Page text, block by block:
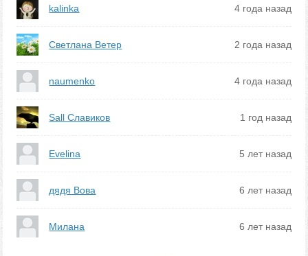
kalinka 4 года назад
Светлана Ветер 2 года назад
naumenko 4 года назад
Sall Славиков 1 год назад
Evelina 5 лет назад
дядя Вова 6 лет назад
Милана 6 лет назад